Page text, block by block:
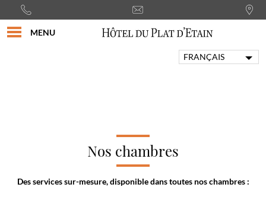
MENU
FRANÇAIS
Nos chambres
Des services sur-mesure, disponible dans toutes nos chambres :